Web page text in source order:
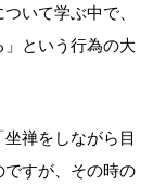
いて学ぶ中で、
という行為の大
禅をしながら目
すが、その時の